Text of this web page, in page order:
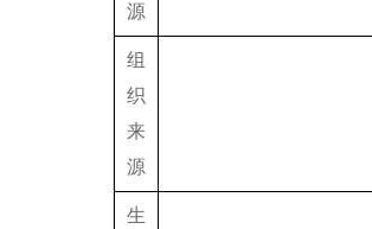
源
组
织
来
源
生